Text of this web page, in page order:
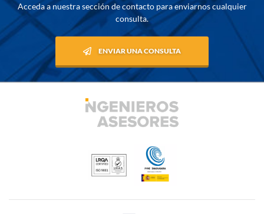
Acceda a nuestra sección de contacto para enviarnos cualquier
consulta.
ENVIAR UNA CONSULTA